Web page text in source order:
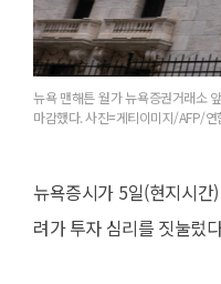
뉴욕 맨해튼 월가 뉴욕증권거래소
마감했다. 사진=게티이미지/AFP/연
뉴욕증시가 5일(현지시
려가 투자 심리를 짓눌렀